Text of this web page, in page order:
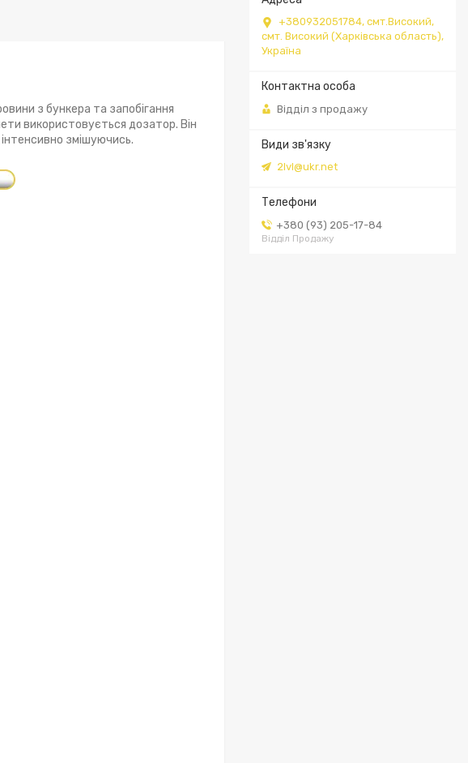
+380932051784, смт.Високий,
смт. Високий (Харківська область),
Україна
Відділ з продажу
2lvl@ukr.net
+380 (93) 205-17-84
Відділ Продажу
з бункера та запобігання
використовується дозатор. Він
змішуючись.